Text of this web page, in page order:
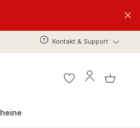
Kontakt & Support